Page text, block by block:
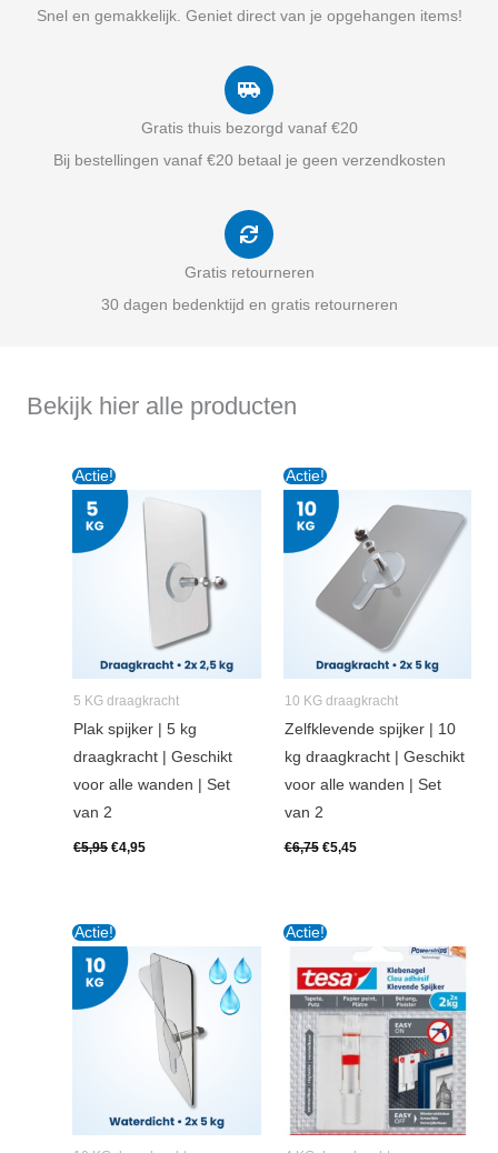
Snel en gemakkelijk. Geniet direct van je opgehangen items!
Gratis thuis bezorgd vanaf €20
Bij bestellingen vanaf €20 betaal je geen verzendkosten
Gratis retourneren
30 dagen bedenktijd en gratis retourneren
Bekijk hier alle producten
Actie!
5 KG draagkracht
Plak spijker | 5 kg
draagkracht | Geschikt
voor alle wanden | Set
van 2
€5,95
Oorspronkelijke
prijs
was:
€5,95.
€4,95
€4,95.
Actie!
10 KG draagkracht
Zelfklevende spijker | 10
kg draagkracht | Geschikt
voor alle wanden | Set
van 2
€6,75
Oorspronkelijke
prijs
was:
€6,75.
€5,45
€5,45.
Actie!Oorspronkelijke
prijs
was:
€7,25.
is:
€5,95.
Actie!Oorspronkelijke
prijs
€7,95.€7,45.